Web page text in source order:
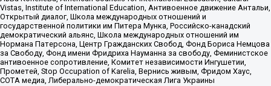
Vistas, Institute of International Education, Антивоенное движение Антальи,
Открытый диалог, Школа международных отношений и
государственной политики им Питера Мунка, Российско-канадский
демократический альянс, Школа международных отношений им
Нормана Патерсона, Центр Гражданских Свобод, Фонд Бориса Немцова
за Свободу, Фонд имени Фридриха Науманна за свободу, Феминистское
антивоенное сопротивление, Комитет независимости Ингушетии,
Прометей, Stop Occupation of Karelia, Вернись живым, Фридом Хаус,
СОТА медиа, Либерально-демократическая Лига Украины